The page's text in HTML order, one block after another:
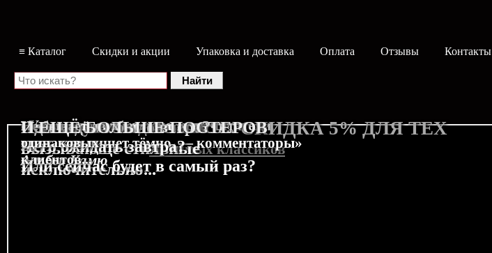
≡ Каталог Скидки и акции Упаковка и доставка Оплата Отзывы Контакты
Неделя «Студии Гибли»
особые скидки длялюбимых классиков!
Совсем уже не детские
вызывающе стильные
исключительно...
Однажды оставив запись...
«У тех, кто пишет ясно, есть читатели,
у тех, кто пишет тёмно, — комментаторы»
Альбер Камю
Чего ещё не было вчера?
Чего ожидать завтра?
Или сейчас будет в самый раз?
Не бывает двух
одинаковых
клиентов...
СКИДКА 5% ДЛЯ ТЕХ
И ЕЩЁ БОЛЬШЕ ПОСТЕРОВ